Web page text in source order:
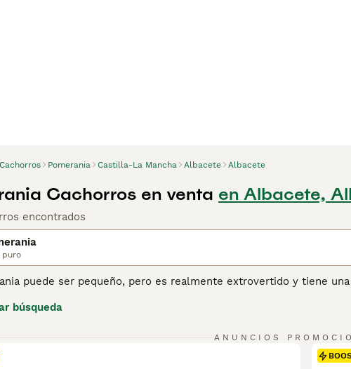
Cachorros Pomerania Castilla-La Mancha Albacete Albacete
Cachorros en venta en Albacete,
encontrados
puro
puede ser pequeño, pero es realmente extrovertido y tiene
estos pequeños perros durante su reinado en el siglo XX.
página de consejos de compra de Pomeraniapara obtener
búsqueda
ANUNCIOS